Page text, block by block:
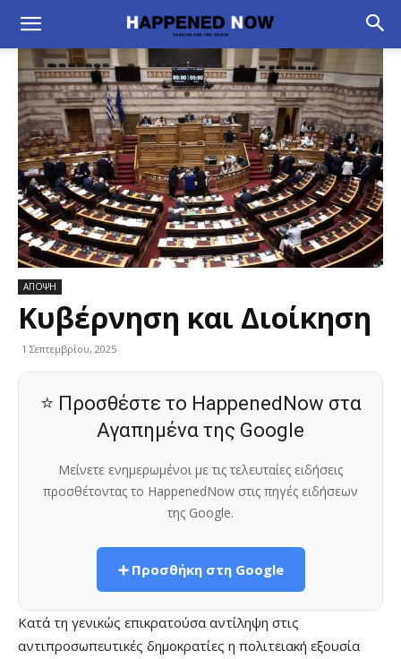
ΑΠΟΨΗ
Κυβέρνηση και Διοίκηση
1 Σεπτεμβρίου, 2025
⭐ Προσθέστε το HappenedNow στα
Αγαπημένα της Google
Μείνετε ενημερωμένοι με τις τελευταίες ειδήσεις
προσθέτοντας το HappenedNow στις πηγές ειδήσεων
της Google.
➕ Προσθήκη στη Google
Κατά τη γενικώς επικρατούσα αντίληψη στις
αντιπροσωπευτικές δημοκρατίες η πολιτειακή εξουσία